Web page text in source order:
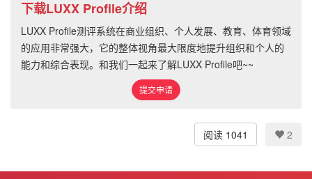
下载LUXX Profile介绍
LUXX Profile测评系统在商业组织、个人发展、教育、体育领域
的应用非常强大，它的整体视角最大限度地提升组织和个人的
能力和综合表现。和我们一起来了解LUXX Profile吧~~
提交申请
阅读 1041 2